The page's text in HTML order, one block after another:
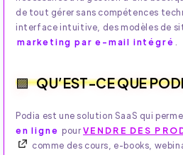
de tout gérer sans compétences
interface intuitive, des modèles de
marketing par e-mail intégré
QU’EST-CE QUE
Podia est une solution SaaS qui
en ligne pourVENDRE DES
comme des cours, e-books,